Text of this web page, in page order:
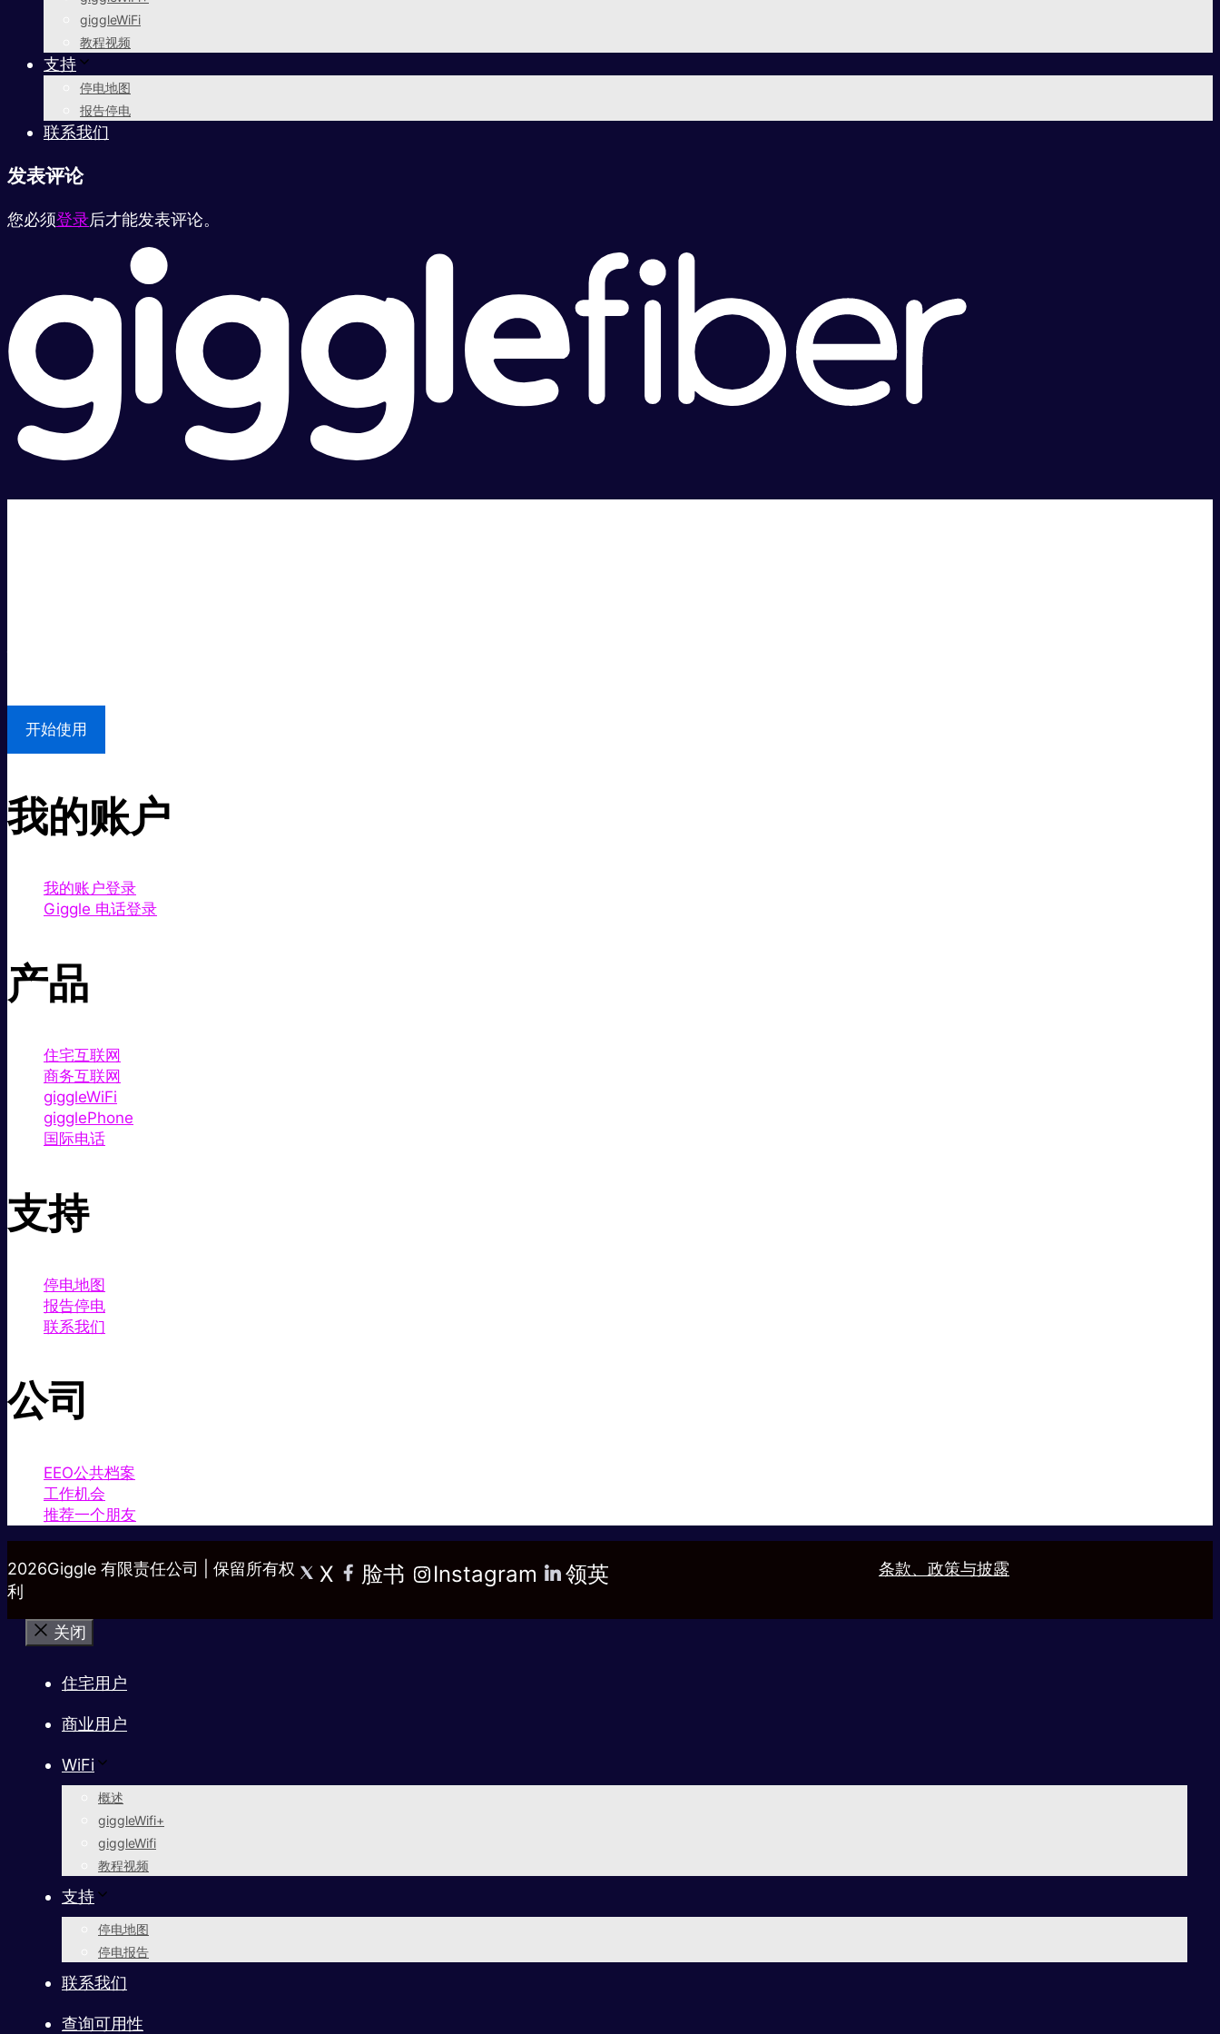
giggleWiFi
教程视频
支持
停电地图
报告停电
联系我们
发表评论
您必须登录后才能发表评论。
开始使用
我的账户
我的账户登录
Giggle 电话登录
产品
住宅互联网
商务互联网
giggleWiFi
gigglePhone
国际电话
支持
停电地图
报告停电
联系我们
公司
EEO公共档案
工作机会
推荐一个朋友
2026Giggle 有限责任公司 | 保留所有权
利
X 脸书 Instagram 领英 条款、政策与披露
关闭
住宅用户
商业用户
WiFi
概述
giggleWifi+
giggleWifi
教程视频
支持
停电地图
停电报告
联系我们
查询可用性